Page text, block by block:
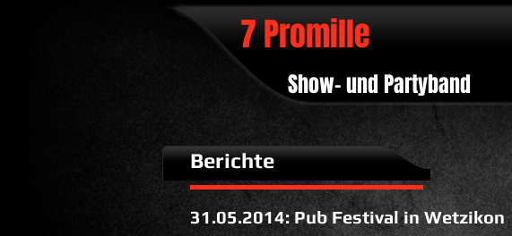
7 Promille
Show- und Partyband
31.05.2014: Pub Festival in Wetzikon
Berichte